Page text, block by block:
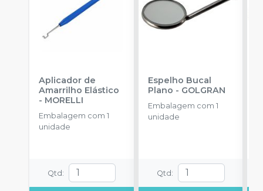
Aplicador de
Amarrilho Elástico
- MORELLI
Embalagem com 1
unidade
Qtd :
Espelho Bucal
Plano - GOLGRAN
Embalagem com 1
unidade
Qtd :